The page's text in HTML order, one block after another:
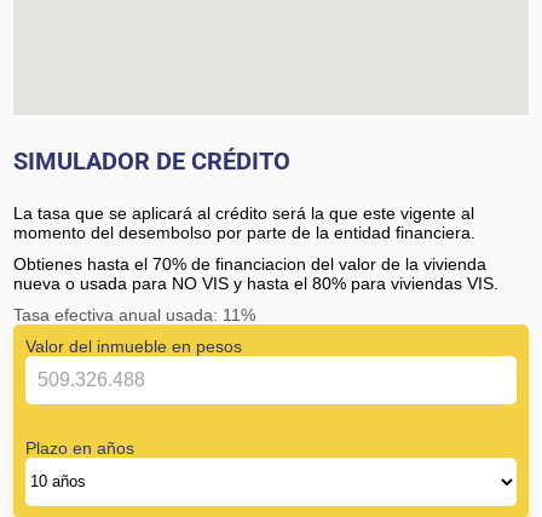
SIMULADOR DE CRÉDITO
La tasa que se aplicará al crédito será la que este vigente al
momento del desembolso por parte de la entidad financiera.
Obtienes hasta el 70% de financiacion del valor de la vivienda
nueva o usada para NO VIS y hasta el 80% para viviendas VIS.
Tasa efectiva anual usada: 11%
Valor del inmueble en pesos
Plazo en años